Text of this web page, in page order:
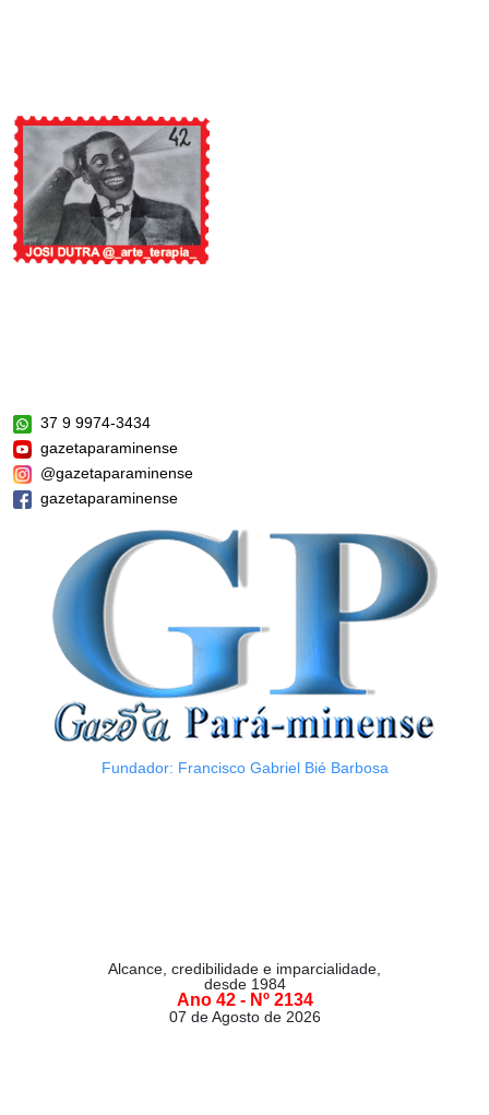
37 9 9974-3434
gazetaparaminense
@gazetaparaminense
gazetaparaminense
Fundador: Francisco Gabriel Bié Barbosa
Alcance, credibilidade e imparcialidade,
desde 1984
Ano 42 - Nº 2134
07 de Agosto de 2026